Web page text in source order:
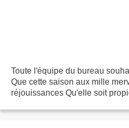
Toute l'équipe du bureau
Que cette saison aux mille
réjouissances Qu'elle soit